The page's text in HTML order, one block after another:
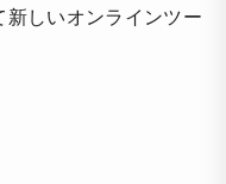
しいオンラインツー